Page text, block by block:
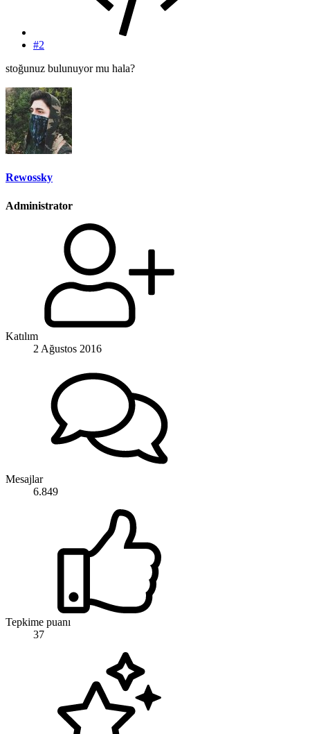
#2
stoğunuz bulunuyor mu hala?
Rewossky
Administrator
Katılım
2 Ağustos 2016
Mesajlar
6.849
Tepkime puanı
37